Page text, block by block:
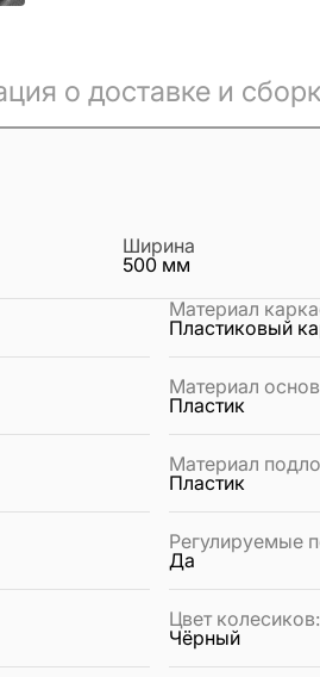
о доставке и
Ширина
500 мм
Материал
Пластиковый
Материал
Пластик
Материал
Пластик
Регулируемые
Да
Цвет колесиков:
Чёрный